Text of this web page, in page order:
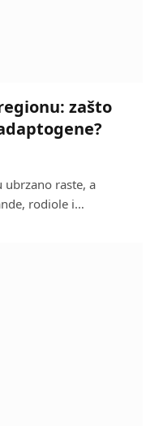
zašto
ubrzano raste, a
rodiole i…